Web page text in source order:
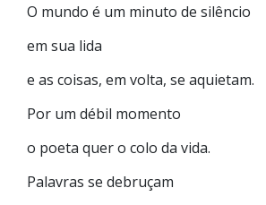
O mundo é um minuto de silêncio
em sua lida
e as coisas, em volta, se aquietam.
Por um débil momento
o poeta quer o colo da vida.
Palavras se debruçam